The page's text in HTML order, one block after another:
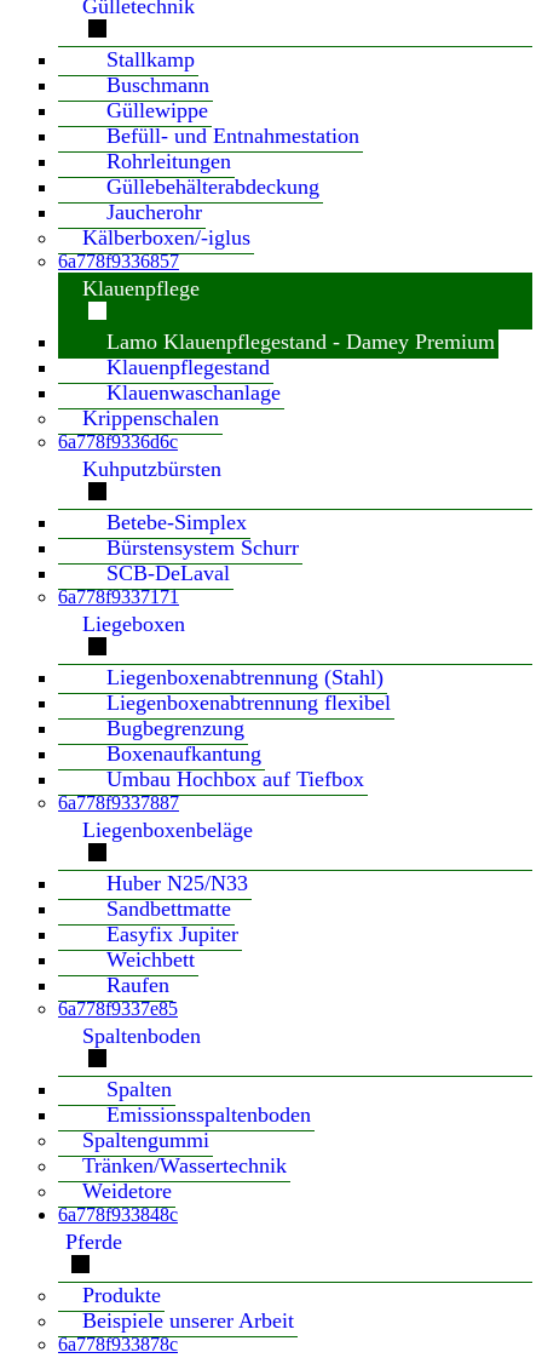
Gülletechnik
Stallkamp
Buschmann
Güllewippe
Befüll- und Entnahmestation
Rohrleitungen
Güllebehälterabdeckung
Jaucherohr
Kälberboxen/-iglus
6a778f9336857
Klauenpflege
Lamo Klauenpflegestand - Damey Premium
Klauenpflegestand
Klauenwaschanlage
Krippenschalen
6a778f9336d6c
Kuhputzbürsten
Betebe-Simplex
Bürstensystem Schurr
SCB-DeLaval
6a778f9337171
Liegeboxen
Liegenboxenabtrennung (Stahl)
Liegenboxenabtrennung flexibel
Bugbegrenzung
Boxenaufkantung
Umbau Hochbox auf Tiefbox
6a778f9337887
Liegenboxenbeläge
Huber N25/N33
Sandbettmatte
Easyfix Jupiter
Weichbett
Raufen
6a778f9337e85
Spaltenboden
Spalten
Emissionsspaltenboden
Spaltengummi
Tränken/Wassertechnik
Weidetore
6a778f933848c
Pferde
Produkte
Beispiele unserer Arbeit
6a778f933878c